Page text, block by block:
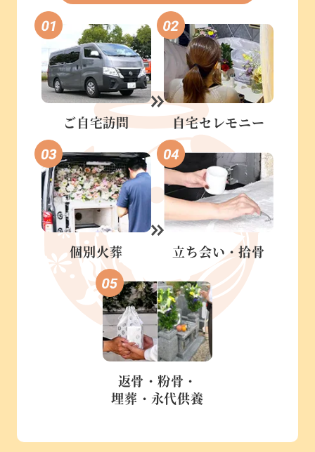
ご自宅訪問 自宅セレモニー
個別火葬 立ち会い・拾骨
返骨・粉骨・
埋葬・永代供養